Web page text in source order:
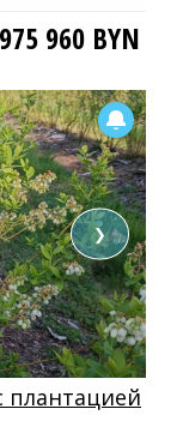
960 BYN
❯
плантацией